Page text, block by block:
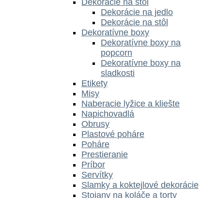
Dekorácie na jedlo
Dekorácie na stôl
Dekoratívne boxy
Dekoratívne boxy na
popcorn
Dekoratívne boxy na
sladkosti
Etikety
Misy
Naberacie lyžice a kliešte
Napichovadlá
Obrusy
Plastové poháre
Poháre
Prestieranie
Príbor
Servítky
Slamky a koktejlové dekorácie
Stojany na koláče a torty